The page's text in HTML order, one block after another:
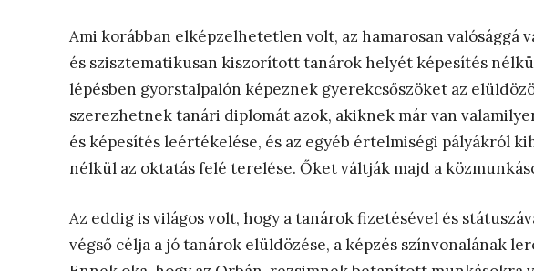
Ami korábban elképzelhetetlen volt, az hamarosan valósággá
és szisztematikusan kiszorított tanárok helyét képesítés
lépésben gyorstalpalón képeznek gyerekcsőszöket az
szerezhetnek tanári diplomát azok, akiknek már van
és képesítés leértékelése, és az egyéb értelmiségi pályákról
nélkül az oktatás felé terelése. Őket váltják majd a
Az eddig is világos volt, hogy a tanárok fizetésével és
végső célja a jó tanárok elüldözése, a képzés színvonalának